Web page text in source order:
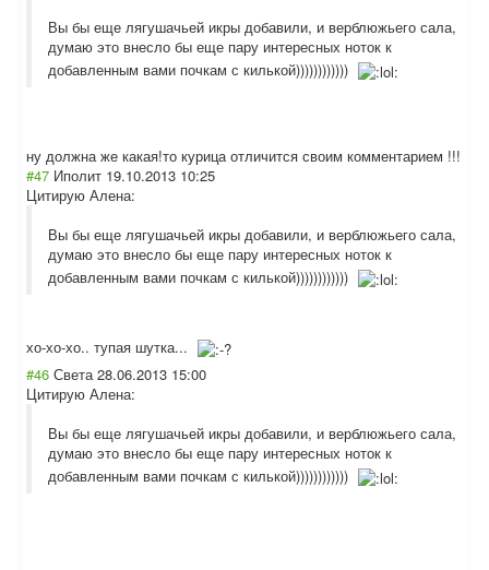
Вы бы еще лягушачьей икры добавили, и верблюжьего сала,
думаю это внесло бы еще пару интересных ноток к
добавленным вами почкам с килькой))))))))))))
ну должна же какая!то курица отличится своим комментарием !!!
#47 Иполит 19.10.2013 10:25
Цитирую Алена:
Вы бы еще лягушачьей икры добавили, и верблюжьего сала,
думаю это внесло бы еще пару интересных ноток к
добавленным вами почкам с килькой))))))))))))
хо-хо-хо.. тупая шутка...
#46 Света 28.06.2013 15:00
Цитирую Алена:
Вы бы еще лягушачьей икры добавили, и верблюжьего сала,
думаю это внесло бы еще пару интересных ноток к
добавленным вами почкам с килькой))))))))))))